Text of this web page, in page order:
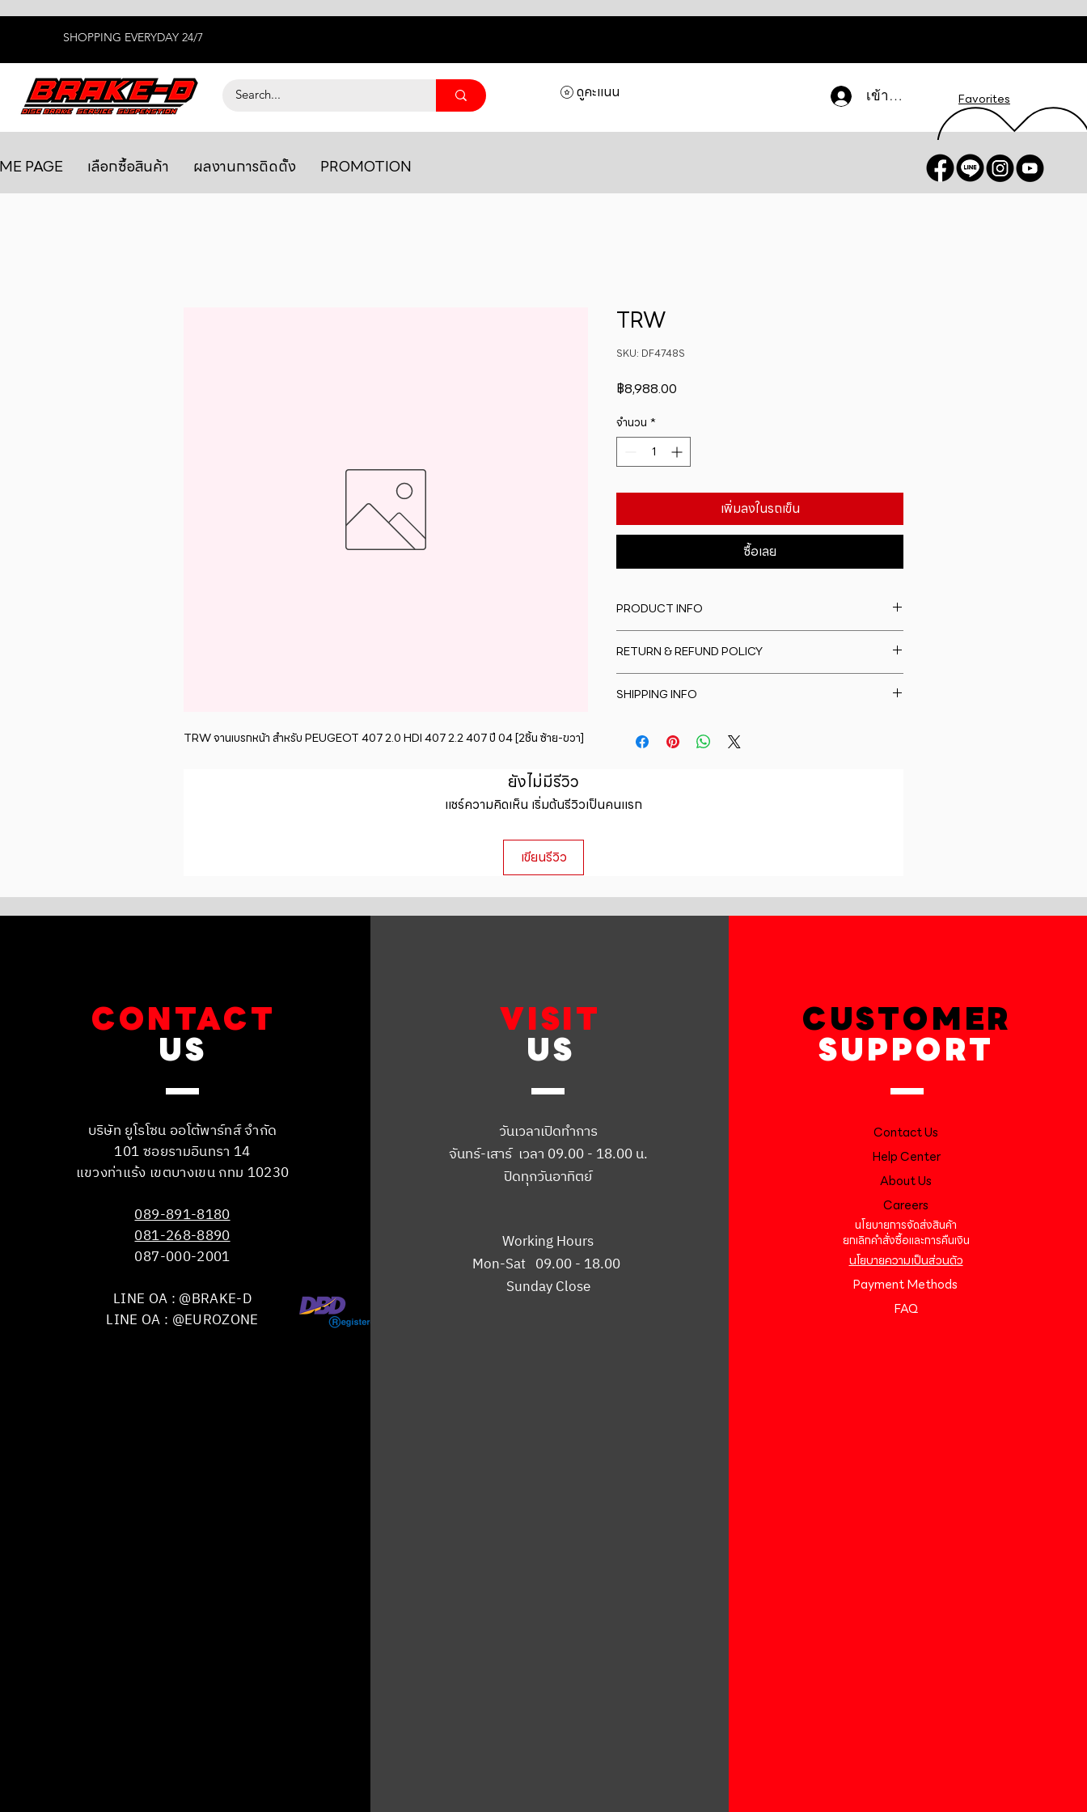
SHOPPING EVERYDAY 24/7
เข้าสู่ระบบ Favorites
ดูคะแนน
PAGE เลือกซื้อสินค้า ผลงานการติดตั้ง PROMOTION
TRW จานเบรกหน้า สำหรับ PEUGEOT 407 2.0 HDI 407 2.2 407 ปี 04 [2ชิ้น ซ้าย-ขวา]
TRW
SKU: DF4748S
฿8,988.00
จำนวน *
เพิ่มลงในรถเข็น
ซื้อเลย
PRODUCT INFO
information about your product such as sizing,
material, care and cleaning instructions. This is also a
great space to write what makes this product
RETURN & REFUND POLICY
to let your customers know what to do in case they
straightforward refund or exchange policy is a great
way to build trust and reassure your customers that
SHIPPING INFO
information about your shipping methods,
can buy from you with confidence.
ยังไม่มีรีวิว
แชร์ความคิดเห็น เริ่มต้นรีวิวเป็นคนแรก
เขียนรีวิว
CONTACT
US
บริษัท ยูโรโซน ออโต้พาร์ทส์ จำกัด
101 ซอยรามอินทรา 14
แขวงท่าแร้ง เขตบางเขน กทม 10230
089-891-8180
081-268-8890
087-000-2001
LINE OA : @BRAKE-D
LINE OA : @EUROZONE
VISIT
US
วันเวลาเปิดทำการ
จันทร์-เสาร์ เวลา 09.00 - 18.00 น.
ปิดทุกวันอาทิตย์
Working Hours
Mon-Sat 09.00 - 18.00
Sunday Close
CUSTOMER
SUPPORT
Contact Us
Help Center
About Us
Careers
นโยบายการจัดส่งสินค้า
ยกเลิกคำสั่งซื้อและการคืนเงิน
นโยบายความเป็นส่วนตัว
Payment Methods
FAQ